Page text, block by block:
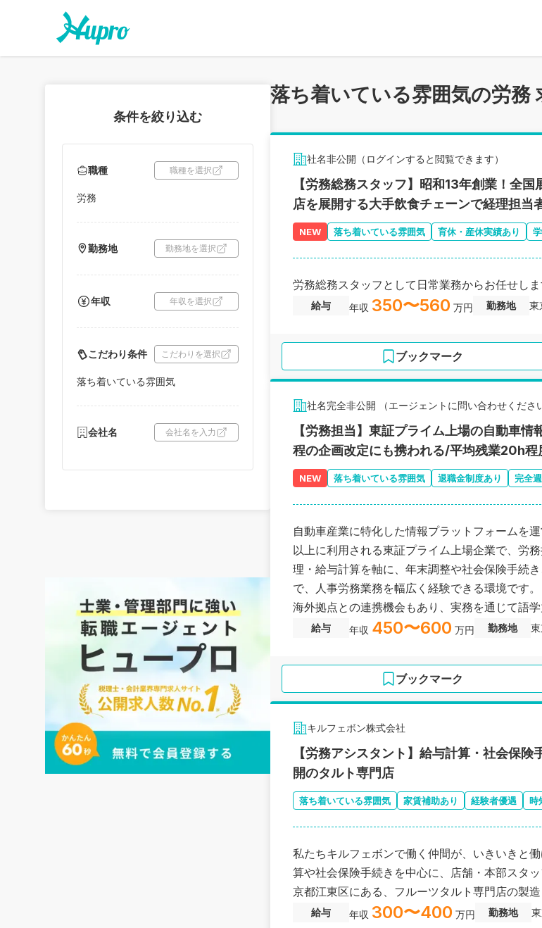
条件を絞り込む
職種 職種を選択
労務
勤務地 勤務地を選択
年収 年収を選択
こだわり条件 こだわりを選択
落ち着いている雰囲気
会社名 会社名を入力
落ち着いている雰囲気の労務
社名非公開（ログインすると閲覧できます）
【労務総務スタッフ】昭和13年創業！全
店を展開する大手飲食チェーンで経理担当
NEW 落ち着いている雰囲気 育休・産休実績あり
労務総務スタッフとして日常業務からお任せしま
給与 年収 350〜560 万円 勤務地 東
ブックマーク
社名完全非公開 （エージェントに問い合わせくださ
【労務担当】東証プライム上場の自動車
程の企画改定にも携われる/平均残業20h程
NEW 落ち着いている雰囲気 退職金制度あり 完全
自動車産業に特化した情報プラットフォームを
以上に利用される東証プライム上場企業で、労
理・給与計算を軸に、年末調整や社会保険手続
で、人事労務業務を幅広く経験できる環境です
海外拠点との連携機会もあり、実務を通じて語
自然と身につきます。 少数精鋭の組織だからこ
積み上げられるポジションです
給与 年収 450〜600 万円 勤務地
ブックマーク
キルフェボン株式会社
【労務アシスタント】給与計算・社会保
開のタルト専門店
落ち着いている雰囲気 家賃補助あり 経験者優遇 時
私たちキルフェボンで働く仲間が、いきいきと
算や社会保険手続きを中心に、店舗・本部スタ
京都江東区にある、フルーツタルト専門店の製
給与 年収 300〜400 万円 勤務地